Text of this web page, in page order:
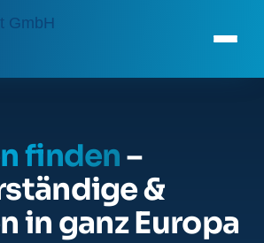
finden–
&
in ganz Europa